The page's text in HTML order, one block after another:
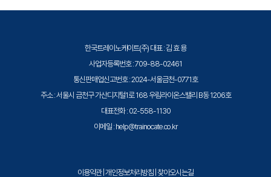
2. 백업 및 복구의 개념
한국트레이노케이트(주) 대표 : 김 효 용
사업자등록번호 : 709-88-02461
통신판매업신고번호 : 2024-서울금천-0771호
주소 : 서울시 금천구 가산디지털1로 168 우림라이온스밸리 B동 1206호
대표전화 : 02-558-1130
이메일 : help@trainocate.co.kr
이용약관| 개인정보처리방침 찾아오시는길